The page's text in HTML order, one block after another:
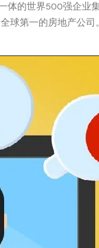
体的世界500强企业
第一的房地产公